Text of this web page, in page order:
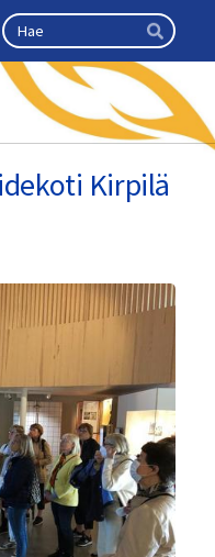
Haku
Hae
seniorit ry
Kirpilä